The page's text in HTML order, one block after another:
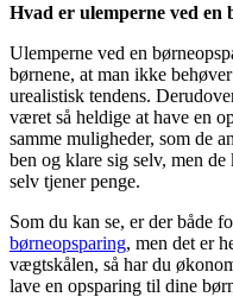
Hvad er ulemperne ved en
Ulemperne ved en
børnene, at man ikke
urealistisk tendens.
været så heldige at have en
samme muligheder, som de
ben og klare sig selv, men
selv tjener penge.
Som du kan se, er der både
børneopsparing, men det er
vægtskålen, så har du
lave en opsparing til dine